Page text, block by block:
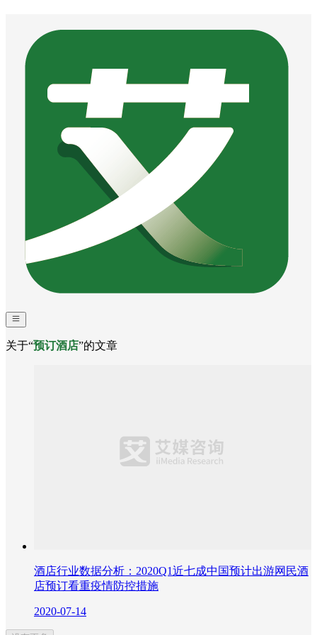
关于“预订酒店”的文章
酒店行业数据分析：2020Q1近七成中国预计出游网民酒
店预订看重疫情防控措施
2020-07-14